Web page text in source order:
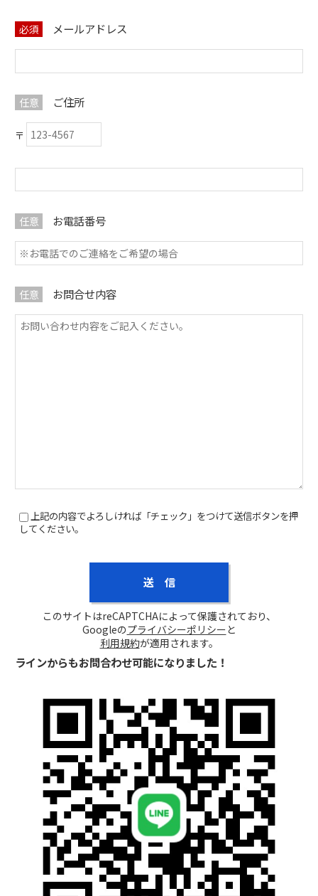
必須 メールアドレス
任意 ご住所
任意 お電話番号
任意 お問合せ内容
上記の内容でよろしければ「チェック」をつけて送信ボタンを押
してください。
このサイトはreCAPTCHAによって保護されており、
Googleのプライバシーポリシーと
利用規約が適用されます。
ラインからもお問合わせ可能になりました！